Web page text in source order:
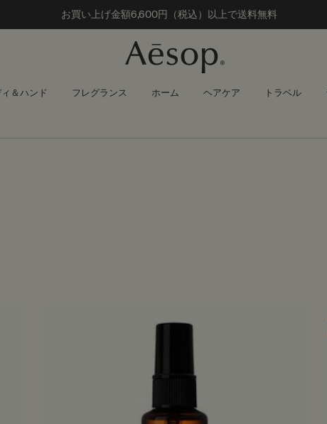
お買い上げ金額6,600円（税込）以上で送料無料
＆ハンド フレグランス ホーム ヘアケア トラベル